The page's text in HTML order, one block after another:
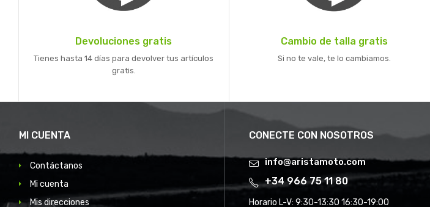
Devoluciones gratis
Tienes hasta 14 días para devolver tus artículos
gratis.
Cambio de talla gratis
Si no te vale, te lo cambiamos.
CONECTE CON NOSOTROS
info@aristamoto.com
+34 966 75 11 80
Horario L-V: 9:30-13:30 16:30-19:00
MI CUENTA
Contáctanos
Mi cuenta
Mis direcciones